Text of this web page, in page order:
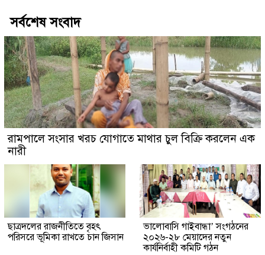
সর্বশেষ সংবাদ
রামপালে সংসার খরচ যোগাতে মাথার চুল বিক্রি করলেন এক
নারী
ছাত্রদলের রাজনীতিতে বৃহৎ
পরিসরে ভূমিকা রাখতে চান জিসান
ভালোবাসি গাইবান্ধা’ সংগঠনের
২০২৬-২৮ মেয়াদের নতুন
কার্যনির্বাহী কমিটি গঠন